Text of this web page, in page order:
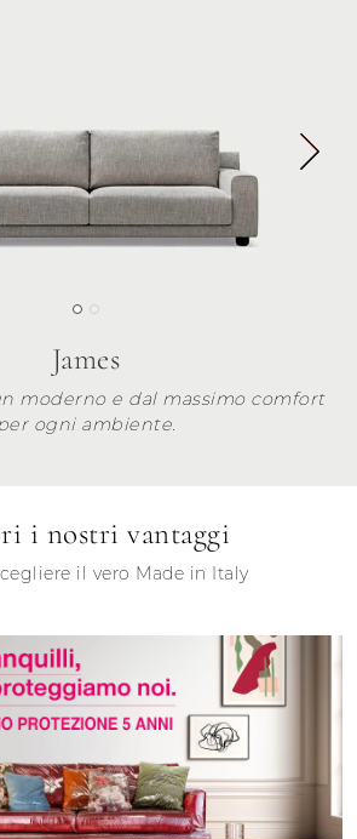
James
moderno e dal massimo comfort
ogni ambiente.
i nostri vantaggi
il vero Made in Italy